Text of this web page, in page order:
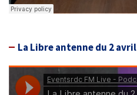
La Libre antenne du 2 avril